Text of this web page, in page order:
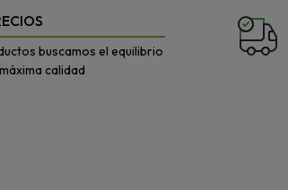
buscamos el equilibrio
calidad